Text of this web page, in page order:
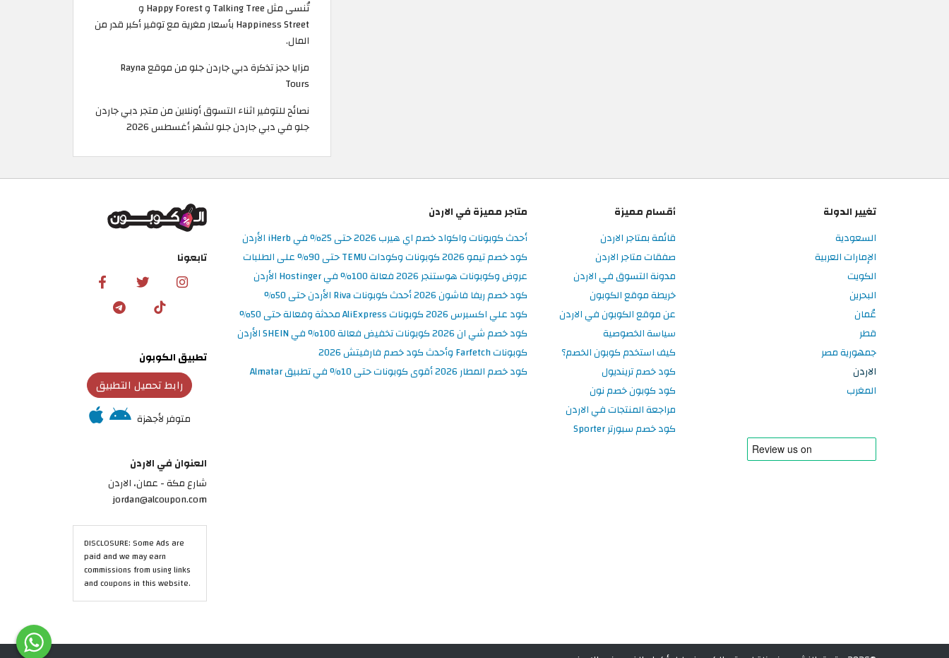
تُنسى مثل Talking Tree و Happy Forest و
Happiness Street بأسعار مغرية مع توفير أكبر قدر من
المال.
مزايا حجز تذكرة دبي جاردن جلو من موقع Rayna
Tours
نصائح للتوفير اثناء التسوق أونلاين من متجر دبي جاردن
جلو في دبي جاردن جلو لشهر أغسطس 2026
تغيير الدولة
السعودية
الإمارات العربية
الكويت
البحرين
عُمان
قطر
جمهورية مصر
الاردن
المغرب
أقسام مميزة
قائمة بمتاجر الاردن
صفقات متاجر الاردن
مدونة التسوق في الاردن
خريطة موقع الكوبون
عن موقع الكوبون في الاردن
سياسة الخصوصية
كيف استخدم كوبون الخصم؟
كود خصم ترينديول
كود كوبون خصم نون
مراجعة المنتجات في الاردن
كود خصم سبورتر Sporter
متاجر مميزة في الاردن
أحدث كوبونات واكواد خصم اي هيرب 2026 حتى 25% في iHerb الأردن
كود خصم تيمو 2026 كوبونات وكودات TEMU حتى 90% على الطلبات
عروض وكوبونات هوستنجر 2026 فعالة 100% في Hostinger الأردن
كود خصم ريفا فاشون 2026 أحدث كوبونات Riva الأردن حتى 50%
كود علي اكسبرس 2026 كوبونات AliExpress محدثة وفعالة حتى 50%
كود خصم شي ان 2026 كوبونات تخفيض فعالة 100% في SHEIN الأردن
كوبونات Farfetch وأحدث كود خصم فارفيتش 2026
كود خصم المطار 2026 أقوى كوبونات حتى 10% في تطبيق Almatar
تابعونا
تطبيق الكوبون
رابط تحميل التطبيق
متوفر لأجهزة
العنوان في الاردن
شارع مكة - عمان، الاردن
jordan@alcoupon.com
DISCLOSURE: Some Ads are
paid and we may earn
commissions from using links
and coupons in this website.